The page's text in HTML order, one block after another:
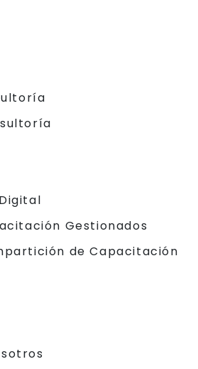
Gestionados
de Capacitación